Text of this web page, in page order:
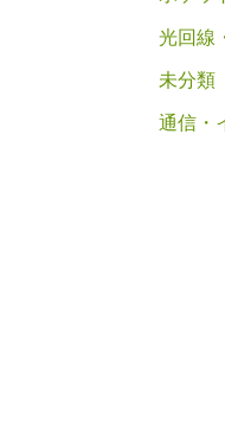
光回線
未分類
通信・